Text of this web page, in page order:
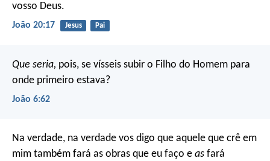
vosso Deus.
João 20:17 Jesus Pai
Que seria, pois, se vísseis subir o Filho do Homem para
onde primeiro estava?
João 6:62
Na verdade, na verdade vos digo que aquele que crê em
mim também fará as obras que eu faço e as fará